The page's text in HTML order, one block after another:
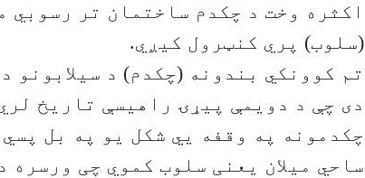
اکثره وخت د چکدم ساختمان تر رسوبي
(سلوب) پري کنټرول کیږي.
تم کوونکي بندونه (چکدم) د
دی چې د دویمې پیړۍ راهیسې تاریخ
چکدمونه په وقفه يي شکل یو په بل
ساحي میلان یعنی سلوب کموي چی